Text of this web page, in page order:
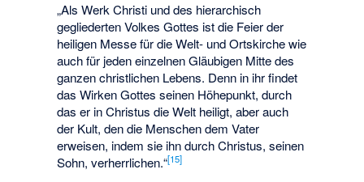
„Als Werk Christi und des hierarchisch
gegliederten Volkes Gottes ist die Feier der
heiligen Messe für die Welt- und Ortskirche wie
auch für jeden einzelnen Gläubigen Mitte des
ganzen christlichen Lebens. Denn in ihr findet
das Wirken Gottes seinen Höhepunkt, durch
das er in Christus die Welt heiligt, aber auch
der Kult, den die Menschen dem Vater
erweisen, indem sie ihn durch Christus, seinen
Sohn, verherrlichen.“[15]